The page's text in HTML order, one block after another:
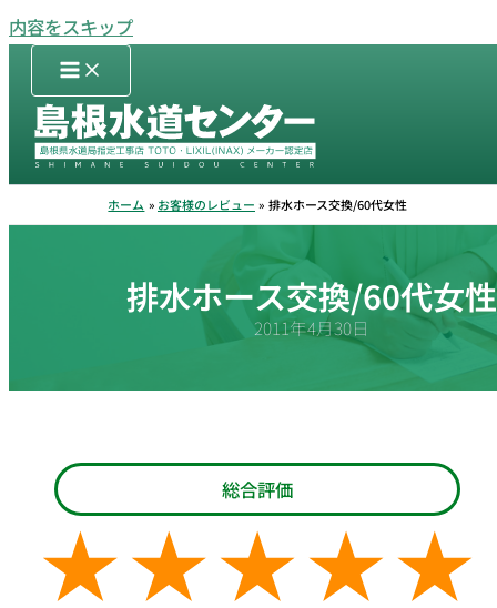
内容をスキップ
ホーム お客様のレビュー 排水ホース交換/60代女性
排水ホース交換/60代女性
2011年4月30日
総合評価